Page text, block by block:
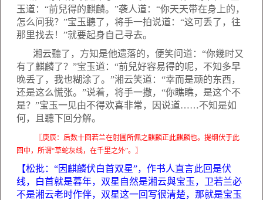
玉道：“前兒得的麒麟。”袭人道：“你天天带在身上的，
怎么问我？”宝玉聽了，将手一拍说道：“这可丢了，往
那里找去！”就要起身自己寻去。
湘云聽了，方知是他遗落的，便笑问道：“你幾时又
有了麒麟了？”宝玉道：“前兒好容易得的呢，不知多早
晚丢了，我也糊涂了。”湘云笑道：“幸而是顽的东西，
还是这么慌张。”说着，将手一撒，“你瞧瞧，是这个不
是？”宝玉一见由不得欢喜非常，因说道……不知是如
何，且聽下回分解。
〖庚辰：后数十回若兰在射圃所佩之麒麟正此麒麟也。提纲伏于此
回中，所谓“草蛇灰线，在千里之外”。〗
【松批：“因麒麟伏白首双星”，作书人直言此回是伏
线，白首就是暮年，双星自然是湘云與宝玉，卫若兰必
不是湘云老时作伴，双星这一回写很清楚，那就是宝玉